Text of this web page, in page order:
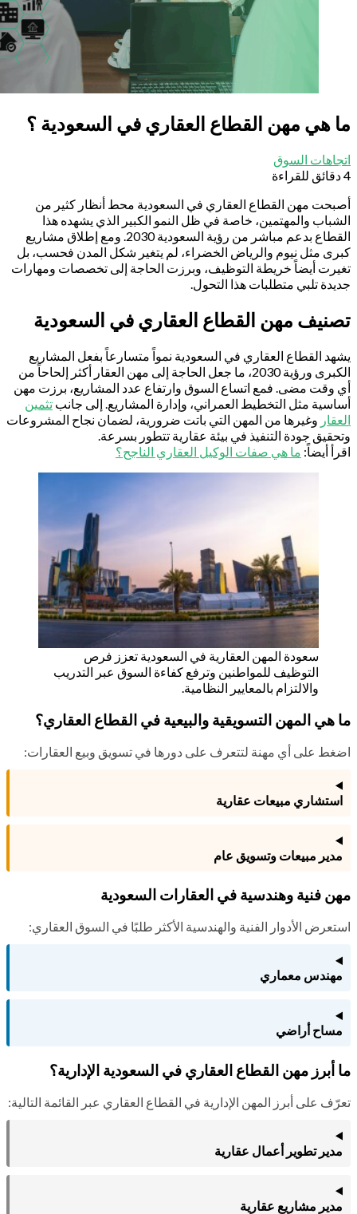
هي مهن القطاع العقاري في السعودية ؟
السوق
مهن القطاع العقاري في السعودية محط أنظار كثير من
والمهتمين، خاصة في ظل النمو الكبير الذي يشهده هذا
القطاع بدعم مباشر من رؤية السعودية 2030. ومع إطلاق مشاريع
مثل نيوم والرياض الخضراء، لم يتغير شكل المدن فحسب، بل
أيضاً خريطة التوظيف، وبرزت الحاجة إلى تخصصات ومهارات
تلبي متطلبات هذا التحول.
مهن القطاع العقاري في السعودية
القطاع العقاري في السعودية نمواً متسارعاً بفعل المشاريع
الكبرى ورؤية 2030، ما جعل الحاجة إلى مهن العقار أكثر إلحاحاً من
وقت مضى. فمع اتساع السوق وارتفاع عدد المشاريع، برزت مهن
مثل التخطيط العمراني، وإدارة المشاريع. إلى جانبتثمين
وغيرها من المهن التي باتت ضرورية، لضمان نجاح المشروعات
جودة التنفيذ في بيئة عقارية تتطور بسرعة.
أيضاً:ما هي صفات الوكيل العقاري الناجح؟
سعودة المهن العقارية في السعودية تعزز فرص
التوظيف للمواطنين وترفع كفاءة السوق عبر التدريب
والالتزام بالمعايير النظامية.
هي المهن التسويقية والبيعية في القطاع العقاري؟
على أي مهنة لتتعرف على دورها في تسويق وبيع العقارات:
مبيعات عقارية
مبيعات وتسويق عام
فنية وهندسية في العقارات السعودية
الأدوار الفنية والهندسية الأكثر طلبًا في السوق العقاري:
معماري
أراضي
أبرز مهن القطاع العقاري في السعودية الإدارية؟
على أبرز المهن الإدارية في القطاع العقاري عبر القائمة التالية:
تطوير أعمال عقارية
مشاريع عقارية